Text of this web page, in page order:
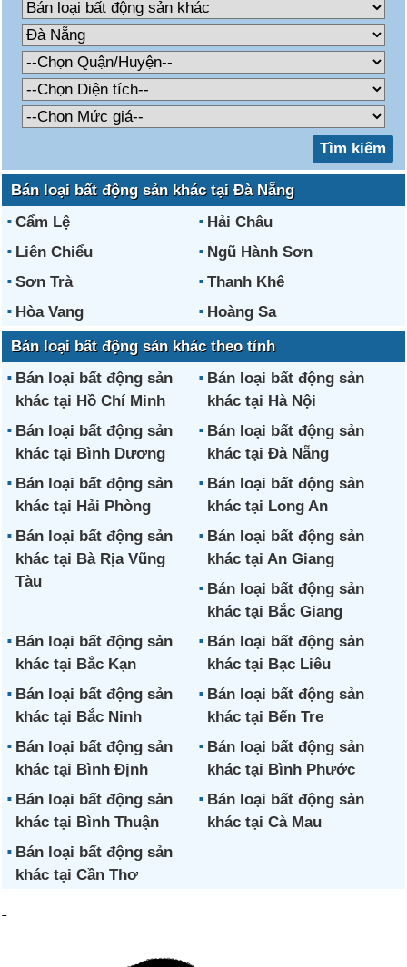
Bán loại bất động sản khác tại Đà Nẵng
Cẩm Lệ
Hải Châu
Liên Chiểu
Ngũ Hành Sơn
Sơn Trà
Thanh Khê
Hòa Vang
Hoàng Sa
Bán loại bất động sản khác theo tỉnh
Bán loại bất động sản
khác tại Hồ Chí Minh
Bán loại bất động sản
khác tại Hà Nội
Bán loại bất động sản
khác tại Bình Dương
Bán loại bất động sản
khác tại Đà Nẵng
Bán loại bất động sản
khác tại Hải Phòng
Bán loại bất động sản
khác tại Long An
Bán loại bất động sản
khác tại Bà Rịa Vũng
Tàu
Bán loại bất động sản
khác tại An Giang
Bán loại bất động sản
khác tại Bắc Giang
Bán loại bất động sản
khác tại Bắc Kạn
Bán loại bất động sản
khác tại Bạc Liêu
Bán loại bất động sản
khác tại Bắc Ninh
Bán loại bất động sản
khác tại Bến Tre
Bán loại bất động sản
khác tại Bình Định
Bán loại bất động sản
khác tại Bình Phước
Bán loại bất động sản
khác tại Bình Thuận
Bán loại bất động sản
khác tại Cà Mau
Bán loại bất động sản
khác tại Cần Thơ